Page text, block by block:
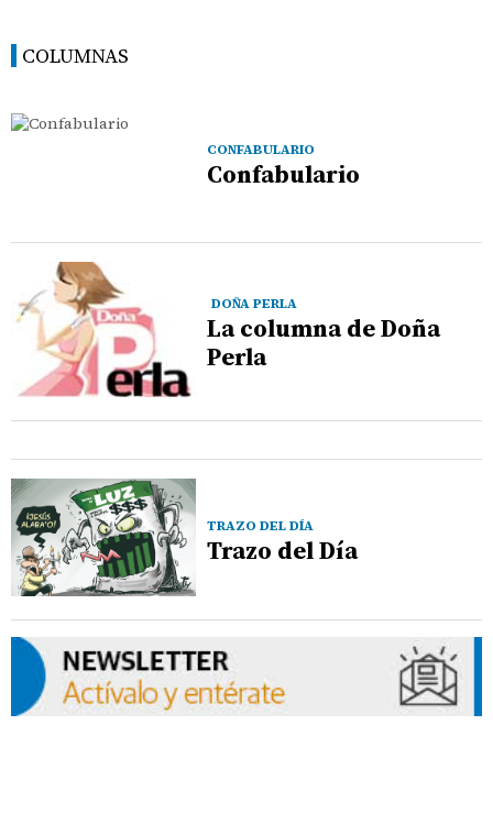
COLUMNAS
CONFABULARIO
Confabulario
DOÑA PERLA
La columna de Doña
Perla
TRAZO DEL DÍA
Trazo del Día